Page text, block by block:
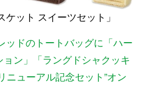
ケット スイーツセット」
ッドのトートバッグに「ハー
ン」「ラングドシャクッキ
ニューアル記念セット”オン